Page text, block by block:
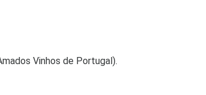
Vinhos de Portugal).